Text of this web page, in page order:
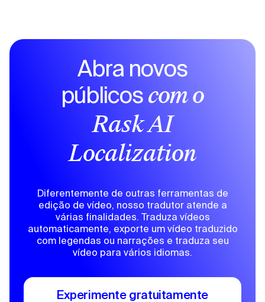
Abra novos
públicos com o
Rask AI
Localization
Diferentemente de outras ferramentas de
edição de vídeo, nosso tradutor atende a
várias finalidades. Traduza vídeos
automaticamente, exporte um vídeo traduzido
com legendas ou narrações e traduza seu
vídeo para vários idiomas.
Experimente gratuitamente